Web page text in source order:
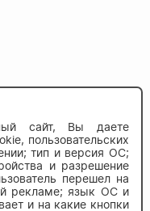
сайт, Вы даете
пользовательских
тип и версия ОС;
и разрешение
перешел на
рекламе; язык ОС и
и на какие кнопки